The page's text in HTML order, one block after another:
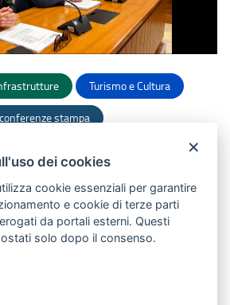
Turismo e Cultura
stampa
territorio
Affari generali e infrastrutture
Paesaggio e Qualità urbana
×
dei cookies
cookie essenziali per garantire
e cookie di terze parti
da portali esterni. Questi
solo dopo il consenso.